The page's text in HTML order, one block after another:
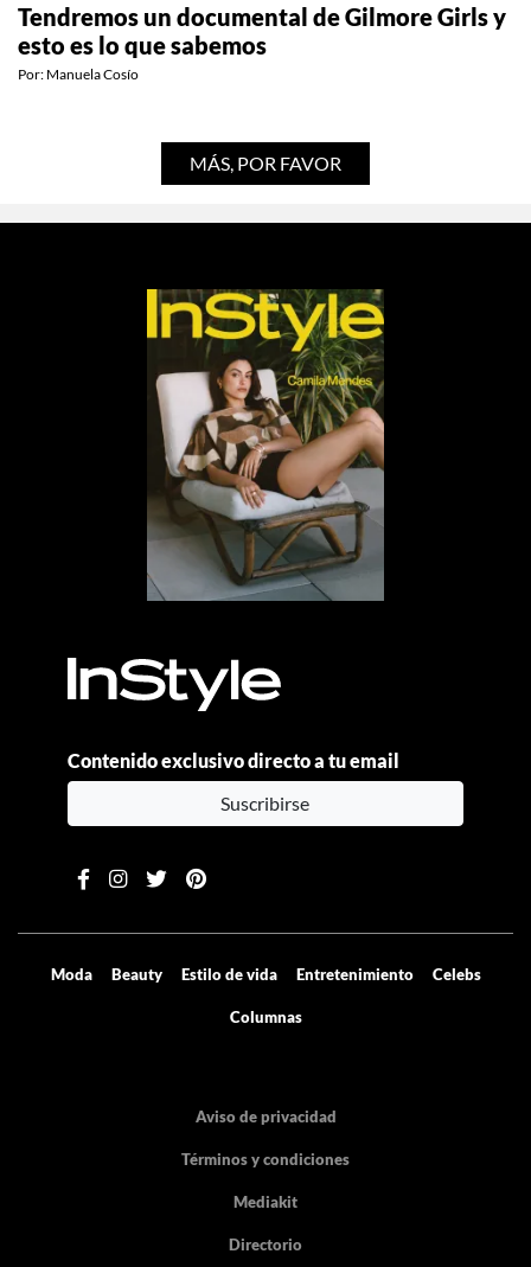
Tendremos un documental de Gilmore Girls y
esto es lo que sabemos
Por: Manuela Cosío
MÁS, POR FAVOR
Contenido exclusivo directo a tu email
Suscribirse
Moda Beauty Estilo de vida Entretenimiento Celebs
Columnas
Aviso de privacidad
Términos y condiciones
Mediakit
Directorio